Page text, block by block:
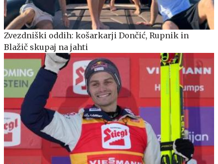
Zvezdniški oddih: košarkarji Dončić, Rupnik in
Blažič skupaj na jahti